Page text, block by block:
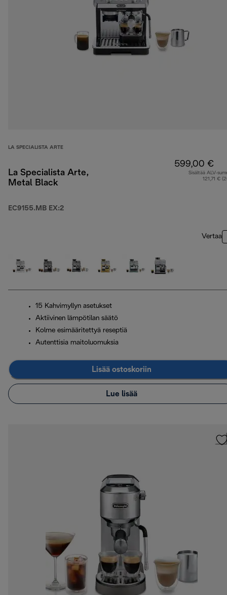
LA SPECIALISTA ARTE
La Specialista Arte,
Metal Black
EC9155.MB EX:2
599,00 €
Sisältää ALV-
121,71 €
Vertaa
15 Kahvimyllyn asetukset
Aktiivinen lämpötilan säätö
Kolme esimääritettyä reseptiä
Autenttisia maitoluomuksia
Lisää ostoskoriin
Lue lisää